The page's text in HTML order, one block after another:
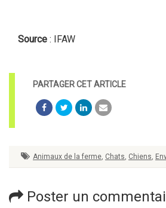
Source : IFAW
Animaux de la ferme, Chats, Chiens,
Poster un